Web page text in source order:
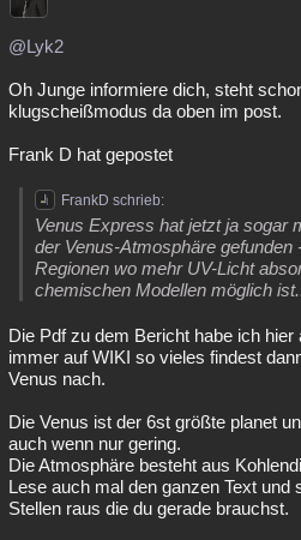
@Lyk2
Oh Junge informiere dich, steht
klugscheißmodus da oben im post.
Frank D hat gepostet
FrankD schrieb:
Venus Express hat jetzt ja sogar
der Venus-Atmosphäre
Regionen wo mehr UV-Licht
chemischen Modellen möglich
Die Pdf zu dem Bericht habe ich
immer auf WIKI so vieles findest
Venus nach.
Die Venus ist der 6st größte planet
auch wenn nur gering.
Die Atmosphäre besteht aus
Lese auch mal den ganzen Text und
Stellen raus die du gerade brauchst.